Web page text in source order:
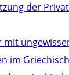
der
im